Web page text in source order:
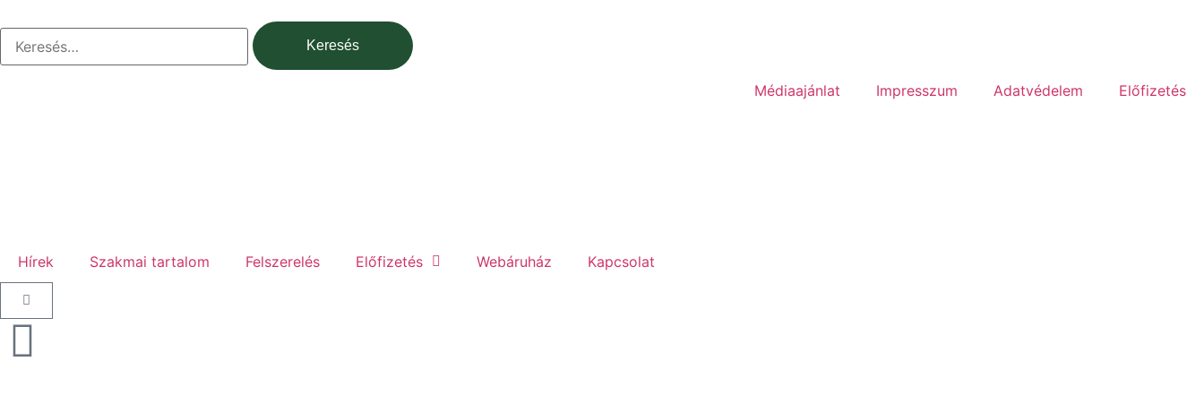
Médiaajánlat Impresszum Adatvédelem Előfizetés
Hírek Szakmai tartalom Felszerelés Előfizetés Webáruház Kapcsolat